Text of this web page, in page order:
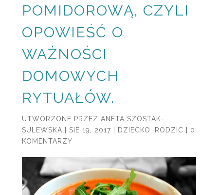
POMIDOROWĄ, CZYLI
OPOWIEŚĆ O
WAŻNOŚCI
DOMOWYCH
RYTUAŁÓW.
UTWORZONE PRZEZ ANETA SZOSTAK-
SULEWSKA
SIE 19, 2017 DZIECKO RODZIC
0
KOMENTARZY